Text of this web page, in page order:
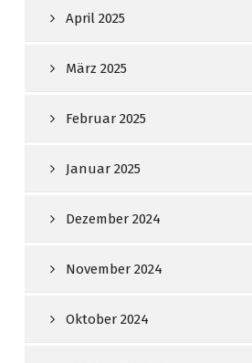
April 2025
März 2025
Februar 2025
Januar 2025
Dezember 2024
November 2024
Oktober 2024